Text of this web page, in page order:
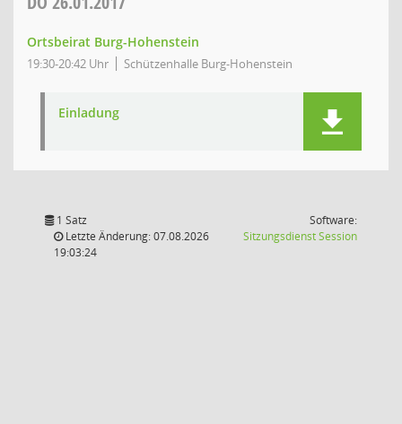
Ortsbeirat Burg-Hohenstein
19:30-20:42 Uhr Schützenhalle Burg-Hohenstein
Einladung
1 Satz
Letzte Änderung: 07.08.2026
19:03:24
Software:
SitzungsdienstSession(Wird in